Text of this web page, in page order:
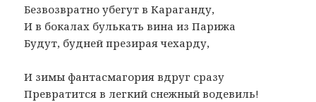
Безвозвратно убегут в Караганду,
И в бокалах булькать вина из Парижа
Будут, будней презирая чехарду,
И зимы фантасмагория вдруг сразу
Превратится в легкий снежный водевиль!